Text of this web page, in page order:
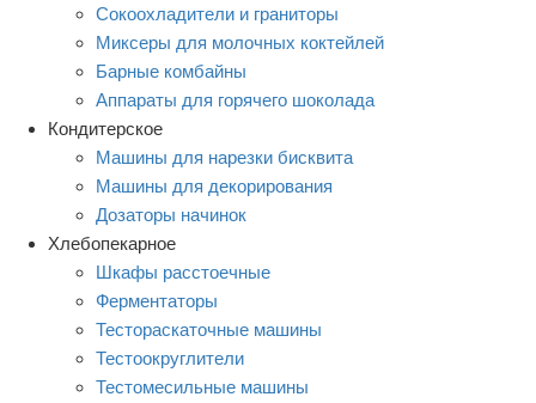
Сокоохладители и граниторы
Миксеры для молочных коктейлей
Барные комбайны
Аппараты для горячего шоколада
Кондитерское
Машины для нарезки бисквита
Машины для декорирования
Дозаторы начинок
Хлебопекарное
Шкафы расстоечные
Ферментаторы
Тестораскаточные машины
Тестоокруглители
Тестомесильные машины